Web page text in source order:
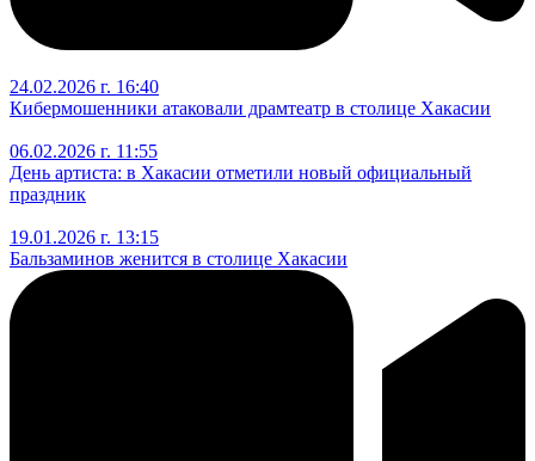
24.02.2026 г. 16:40
Кибермошенники атаковали драмтеатр в столице Хакасии
06.02.2026 г. 11:55
День артиста: в Хакасии отметили новый официальный
праздник
19.01.2026 г. 13:15
Бальзаминов женится в столице Хакасии